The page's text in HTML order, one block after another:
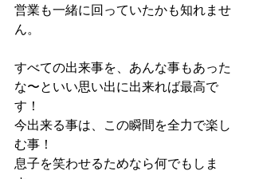
営業も一緒に回っていたかも知れませ
ん。
すべての出来事を、あんな事もあった
な〜といい思い出に出来れば最高で
す！
今出来る事は、この瞬間を全力で楽し
む事！
息子を笑わせるためなら何でもしま